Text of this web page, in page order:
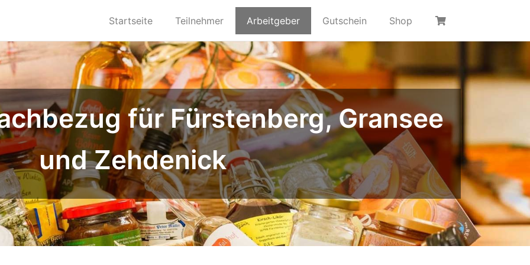
Startseite Teilnehmer Arbeitgeber Gutschein Shop
für Fürstenberg, Gransee
und Zehdenick